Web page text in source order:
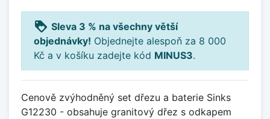
loyalty Sleva 3 % na všechny větší
objednávky! Objednejte alespoň za 8 000
Kč a v košíku zadejte kód MINUS3.
Cenově zvýhodněný set dřezu a baterie Sinks
G12230 - obsahuje granitový dřez s odkapem